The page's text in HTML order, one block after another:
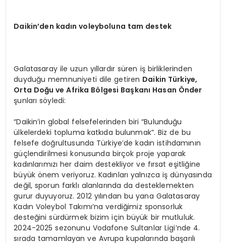
Daikin’den kadın voleyboluna tam destek
Galatasaray ile uzun yıllardır süren iş birliklerinden
duyduğu memnuniyeti dile getiren Daikin Türkiye,
Orta Doğu ve Afrika Bölgesi Başkanı Hasan Önder
şunları söyledi:
“Daikin’in global felsefelerinden biri “Bulunduğu
ülkelerdeki topluma katkıda bulunmak”. Biz de bu
felsefe doğrultusunda Türkiye’de kadın istihdamının
güçlendirilmesi konusunda birçok proje yaparak
kadınlarımızı her daim destekliyor ve fırsat eşitliğine
büyük önem veriyoruz. Kadınları yalnızca iş dünyasında
değil, sporun farklı alanlarında da desteklemekten
gurur duyuyoruz. 2012 yılından bu yana Galatasaray
Kadın Voleybol Takımı’na verdiğimiz sponsorluk
desteğini sürdürmek bizim için büyük bir mutluluk.
2024-2025 sezonunu Vodafone Sultanlar Ligi’nde 4.
sırada tamamlayan ve Avrupa kupalarında başarılı